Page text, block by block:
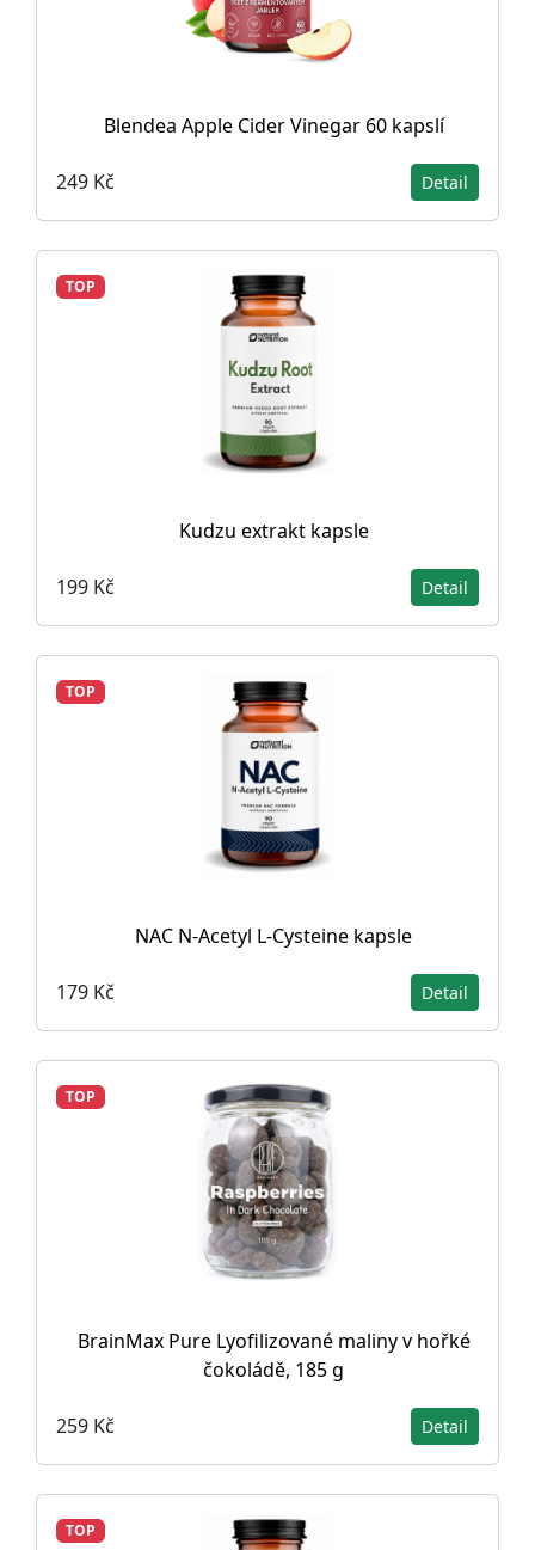
Blendea Apple Cider Vinegar 60 kapslí
249 Kč Detail
TOP
Kudzu extrakt kapsle
199 Kč Detail
TOP
NAC N-Acetyl L-Cysteine ​​kapsle
179 Kč Detail
TOP
BrainMax Pure Lyofilizované maliny v hořké
čokoládě, 185 g
259 Kč Detail
TOP